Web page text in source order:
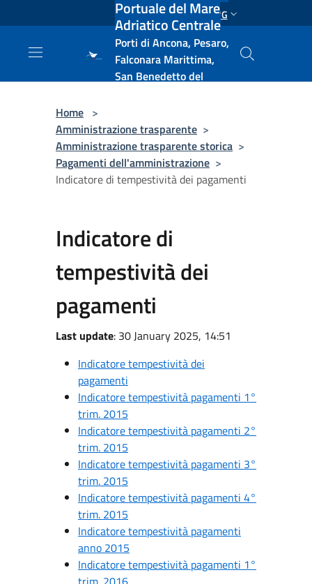
Salta al contenuto principale ENG
Portuale del Mare
Adriatico Centrale
Porti di Ancona, Pesaro,
Falconara Marittima,
San Benedetto del
Home >
Amministrazione trasparente >
Amministrazione trasparente storica >
Pagamenti dell'amministrazione >
Indicatore di tempestività dei pagamenti
Indicatore di
tempestività dei
pagamenti
Last update: 30 January 2025, 14:51
Indicatore tempestività dei
pagamenti
Indicatore tempestività pagamenti 1°
trim. 2015
Indicatore tempestività pagamenti 2°
trim. 2015
Indicatore tempestività pagamenti 3°
trim. 2015
Indicatore tempestività pagamenti 4°
trim. 2015
Indicatore tempestività pagamenti
anno 2015
Indicatore tempestività pagamenti 1°